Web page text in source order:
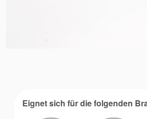
Eignet sich für die folgenden